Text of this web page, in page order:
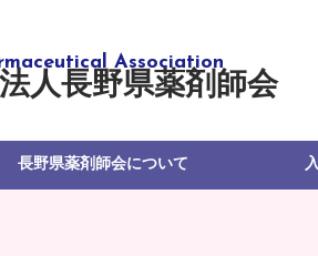
人長野県薬剤師会
長野県薬剤師会について